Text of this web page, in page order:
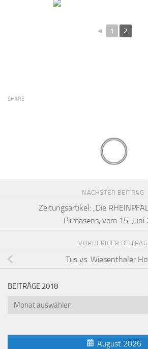
◄ 1 2
SHARE
NÄCHSTER BEITRAG
Zeitungsartikel: „Die
Pirmasens, vom 15. Juni
VORHERIGER BEITRAG
Tus vs. Wiesenthaler
BEITRÄGE 2018
Beiträge
August 2026